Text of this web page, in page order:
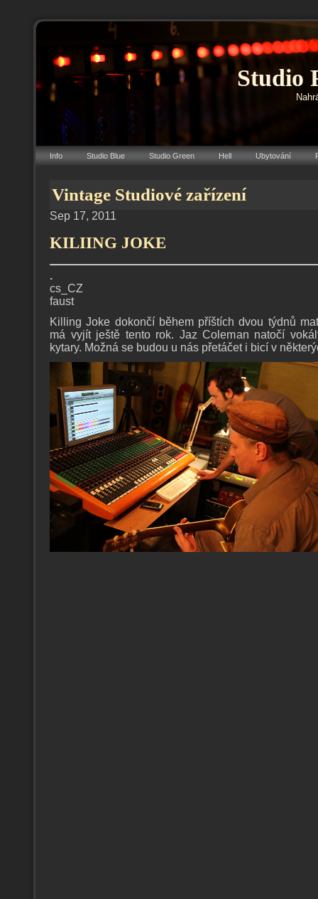
Studio
Info Studio Blue Studio Green Hell Ubytování
Vintage Studiové zařízení
Sep 17, 2011
KILIING JOKE
.
cs_CZ
faust
Killing Joke dokončí během příštích dvou týdnů
má vyjít ještě tento rok. Jaz Coleman natočí
kytary. Možná se budou u nás přetáčet i bicí v